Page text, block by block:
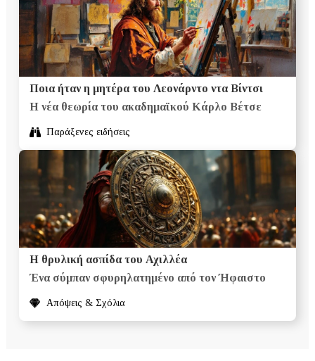
Ποια ήταν η μητέρα του Λεονάρντο ντα Βίντσι
Η νέα θεωρία του ακαδημαϊκού Κάρλο Βέτσε
Παράξενες ειδήσεις
Η θρυλική ασπίδα του Αχιλλέα
Ένα σύμπαν σφυρηλατημένο από τον Ήφαιστο
Απόψεις & Σχόλια